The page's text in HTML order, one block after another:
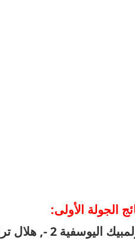
الجولة الأولى:
اليوسفية 2 -, هلال تراست 1